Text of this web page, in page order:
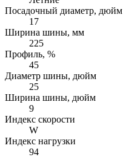
Посадочный диаметр, дюйм
17
Ширина шины, мм
225
Профиль, %
45
Диаметр шины, дюйм
25
Ширина шины, дюйм
9
Индекс скорости
W
Индекс нагрузки
94